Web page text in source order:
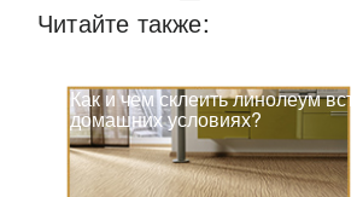
Читайте также:
Как и чем склеить линолеум
домашних условиях?